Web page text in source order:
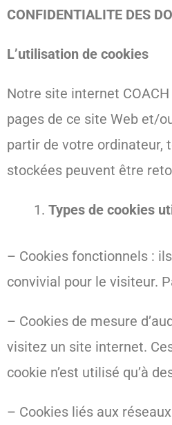
CONFIDENTIALITE DES
L’utilisation de cookies
Notre site internet
pages de ce site Web et/
partir de votre ordinateur,
stockées peuvent être
Types de cookies
– Cookies fonctionnels :
convivial pour le visiteur.
– Cookies de mesure
visitez un site internet.
cookie n’est utilisé qu’à
– Cookies liés aux